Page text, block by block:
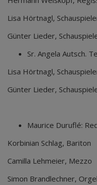
Lisa Hörtnagl,
Günter Lieder,
Sr. Angela Autsch.
Lisa Hörtnagl,
Günter Lieder,
Maurice Duruflé:
Korbinian Schlag, Bariton
Camilla Lehmeier, Mezzo
Simon Brandlechner, Orgel